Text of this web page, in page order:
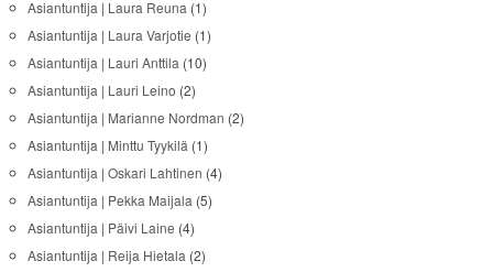
Asiantuntija | Laura Reuna (1)
Asiantuntija | Laura Varjotie (1)
Asiantuntija | Lauri Anttila (10)
Asiantuntija | Lauri Leino (2)
Asiantuntija | Marianne Nordman (2)
Asiantuntija | Minttu Tyykilä (1)
Asiantuntija | Oskari Lahtinen (4)
Asiantuntija | Pekka Maijala (5)
Asiantuntija | Päivi Laine (4)
Asiantuntija | Reija Hietala (2)